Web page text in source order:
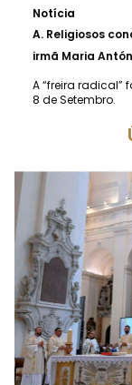
Notícia
A. Religiosos
irmã Maria
A “freira
8 de Setembro.